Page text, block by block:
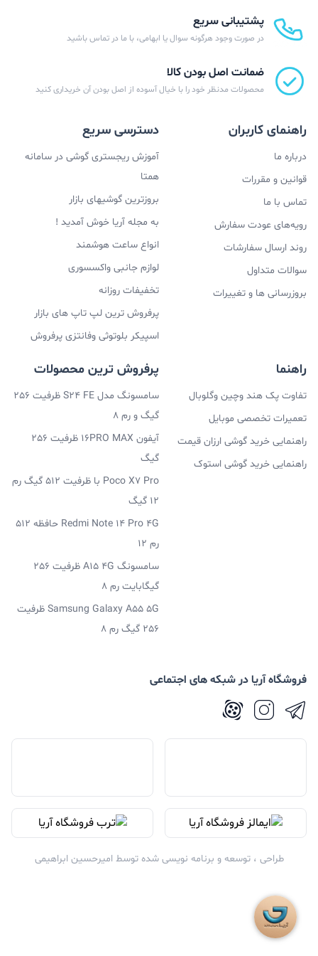
پشتیبانی سریع
در صورت وجود هرگونه سوال یا ابهامی، با ما در تماس باشید
ضمانت اصل بودن کالا
محصولات مدنظر خود را با خیال آسوده از اصل بودن آن خریداری کنید
راهنمای کاربران
درباره ما
قوانین و مقررات
تماس با ما
رویه‌های عودت سفارش
روند ارسال سفارشات
سوالات متداول
بروزرسانی ها و تغییرات
دسترسی سریع
آموزش ریجستری گوشی در سامانه
همتا
بروزترین گوشیهای بازار
به مجله آریا خوش آمدید !
انواع ساعت هوشمند
لوازم جانبی واکسسوری
تخفیفات روزانه
پرفروش ترین لپ تاپ های بازار
اسپیکر بلوتوثی وفانتزی پرفروش
راهنما
تفاوت پک هند وچین وگلوبال
تعمیرات تخصصی موبایل
راهنمایی خرید گوشی ارزان قیمت
راهنمایی خرید گوشی استوک
پرفروش ترین محصولات
سامسونگ مدل S24 FE ظرفیت 256
گیگ و رم 8
آیفون 16PRO MAX ظرفیت 256
گیگ
Poco X7 Pro با ظرفیت 512 گیگ رم
12 گیگ
Redmi Note 14 Pro 4G حافظه 512
رم 12
سامسونگ A15 4G ظرفیت 256
گیگابایت رم 8
Samsung Galaxy A55 5G ظرفیت
256 گیگ رم 8
فروشگاه آریا در شبکه های اجتماعی
طراحی ، توسعه و برنامه نویسی شده توسط امیرحسین ابراهیمی